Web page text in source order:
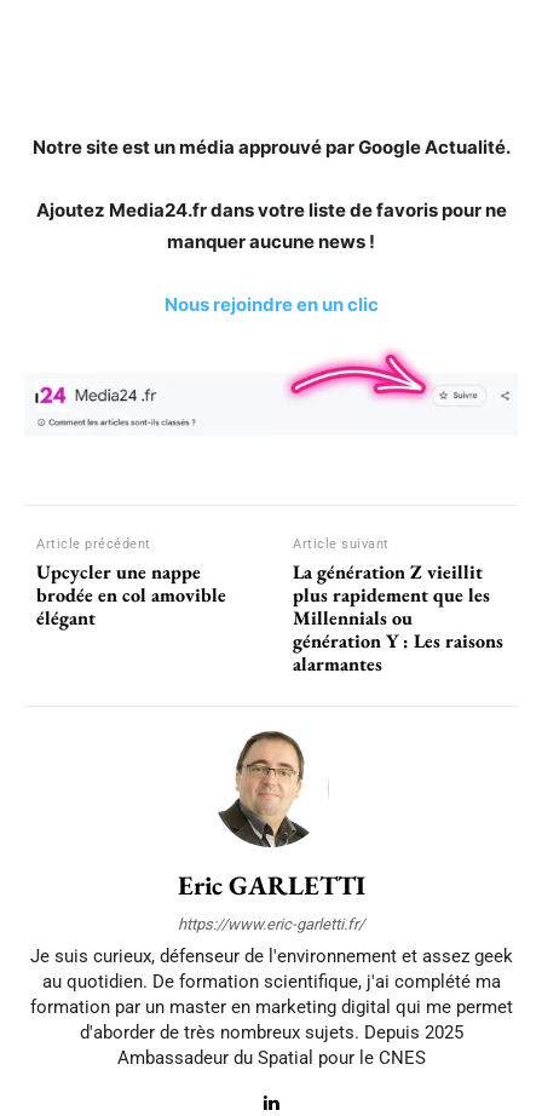
Notre site est un média approuvé par Google Actualité.
Ajoutez Media24.fr dans votre liste de favoris pour ne
manquer aucune news !
Nous rejoindre en un clic
Article précédent
Upcycler une nappe
brodée en col amovible
élégant
Article suivant
La génération Z vieillit
plus rapidement que les
Millennials ou
génération Y : Les raisons
alarmantes
Eric GARLETTI
https://www.eric-garletti.fr/
Je suis curieux, défenseur de l'environnement et assez geek
au quotidien. De formation scientifique, j'ai complété ma
formation par un master en marketing digital qui me permet
d'aborder de très nombreux sujets. Depuis 2025
Ambassadeur du Spatial pour le CNES